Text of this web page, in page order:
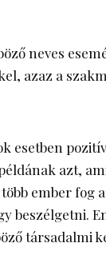
neves
azaz a
esetben
azt,
ember fog
beszélgetni.
társadalmi